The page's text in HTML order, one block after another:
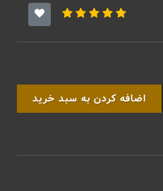
اضافه کردن به سبد خرید